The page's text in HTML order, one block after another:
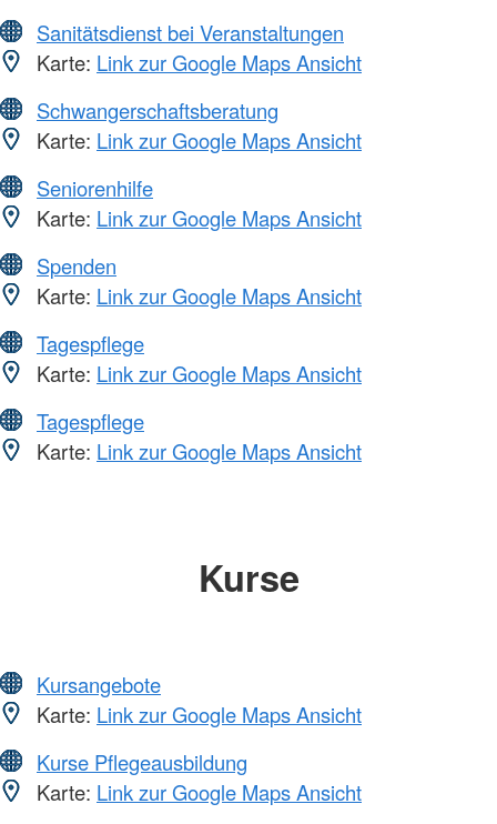
Sanitätsdienst bei Veranstaltungen
Karte: Link zur Google Maps Ansicht
Schwangerschaftsberatung
Karte: Link zur Google Maps Ansicht
Seniorenhilfe
Karte: Link zur Google Maps Ansicht
Spenden
Karte: Link zur Google Maps Ansicht
Tagespflege
Karte: Link zur Google Maps Ansicht
Tagespflege
Karte: Link zur Google Maps Ansicht
Kurse
Kursangebote
Karte: Link zur Google Maps Ansicht
Kurse Pflegeausbildung
Karte: Link zur Google Maps Ansicht